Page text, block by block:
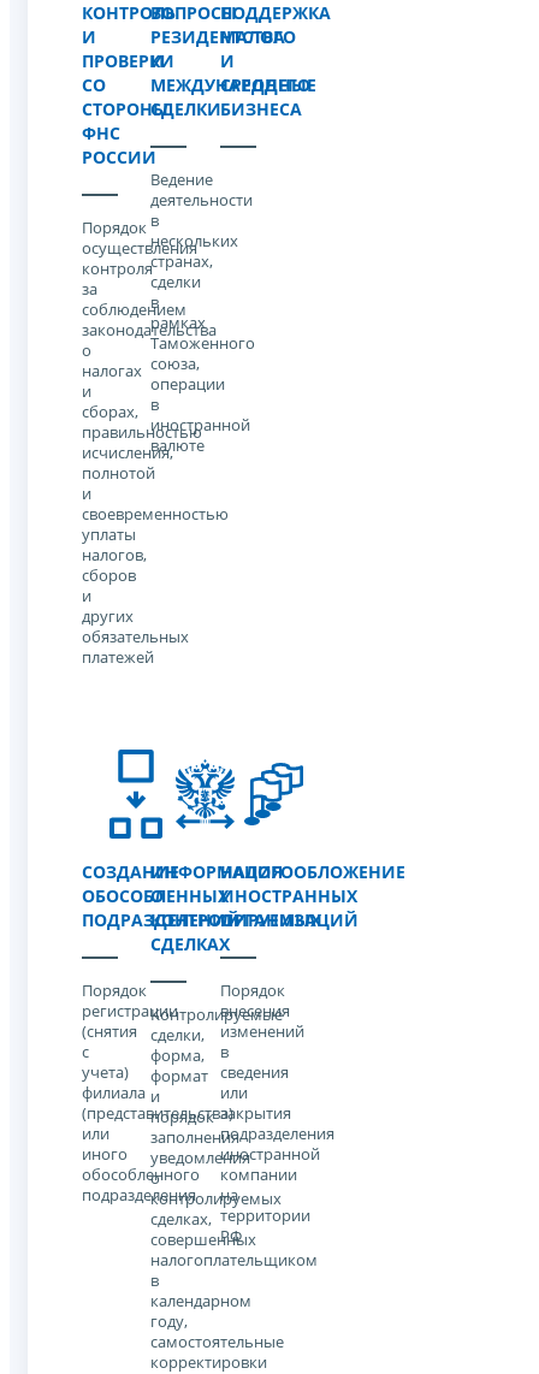
КОНТРОЛЬ
И
ПРОВЕРКИ
СО
СТОРОНЫ
ФНС
РОССИИ
Порядок
осуществления
контроля
за
соблюдением
законодательства
о
налогах
и
сборах,
правильностью
исчисления,
полнотой
и
своевременностью
уплаты
налогов,
сборов
и
других
обязательных
платежей
ВОПРОСЫ
РЕЗИДЕНТСТВА
И
МЕЖДУНАРОДНЫЕ
СДЕЛКИ
Ведение
деятельности
в
нескольких
странах,
сделки
в
рамках
Таможенного
союза,
операции
в
иностранной
валюте
ПОДДЕРЖКА
МАЛОГО
И
СРЕДНЕГО
БИЗНЕСА
СОЗДАНИЕ
ОБОСОБЛЕННЫХ
ПОДРАЗДЕЛЕНИЙ
Порядок
регистрации
(снятия
с
учета)
филиала
(представительства)
или
иного
обособленного
подразделения
ИНФОРМАЦИЯ
О
КОНТРОЛИРУЕМЫХ
СДЕЛКАХ
Контролируемые
сделки,
форма,
формат
и
порядок
заполнения
уведомления
о
контролируемых
сделках,
совершенных
налогоплательщиком
в
календарном
году,
самостоятельные
корректировки
НАЛОГООБЛОЖЕНИЕ
ИНОСТРАННЫХ
ОРГАНИЗАЦИЙ
Порядок
внесения
изменений
в
сведения
или
закрытия
подразделения
иностранной
компании
на
территории
РФ